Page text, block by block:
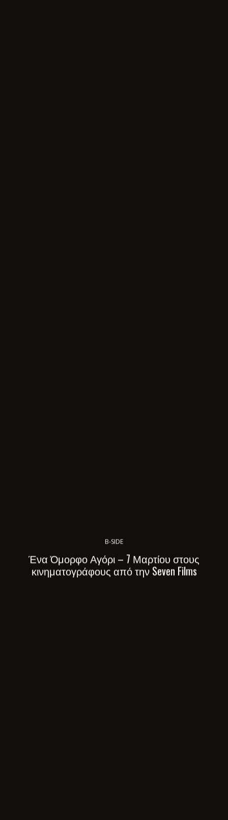
B-SIDE
Ένα Όμορφο Αγόρι – 7 Μαρτίου στους
κινηματογράφους από την Seven Films